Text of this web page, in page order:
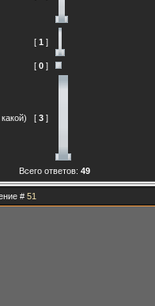
[ 1 ]
[ 0 ]
[ 3 ]
Всего ответов: 49
# 51